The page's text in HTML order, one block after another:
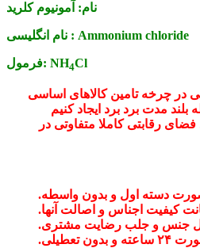
نام: آمونیوم کلرید
نام انگلیسی : Ammonium chloride
فرمول: NH4Cl
در چرخه تامین کالاهای اساسی
بلند مدت برد برد ایجاد کنیم
رقابتی کاملا متفاوتی در
صورت دسته اول و بدون واسطه.
کیفیت اجناس و اصالت آنها.
جنس و جلب رضایت مشتری.